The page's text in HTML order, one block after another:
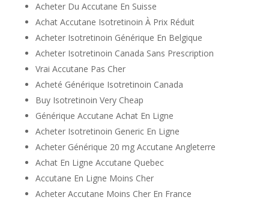
Acheter Du Accutane En Suisse
Achat Accutane Isotretinoin À Prix Réduit
Acheter Isotretinoin Générique En Belgique
Acheter Isotretinoin Canada Sans Prescription
Vrai Accutane Pas Cher
Acheté Générique Isotretinoin Canada
Buy Isotretinoin Very Cheap
Générique Accutane Achat En Ligne
Acheter Isotretinoin Generic En Ligne
Acheter Générique 20 mg Accutane Angleterre
Achat En Ligne Accutane Quebec
Accutane En Ligne Moins Cher
Acheter Accutane Moins Cher En France